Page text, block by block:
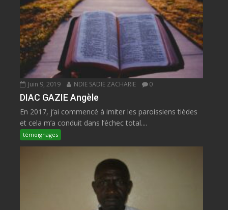
Juin 9, 2019 NDIE SADIE ZACHARIE 0
DIAC GAZIE Angèle
En 2017, j’ai commencé à imiter les paroissiens tièdes
et cela m’a conduit dans l’échec total....
témoignages